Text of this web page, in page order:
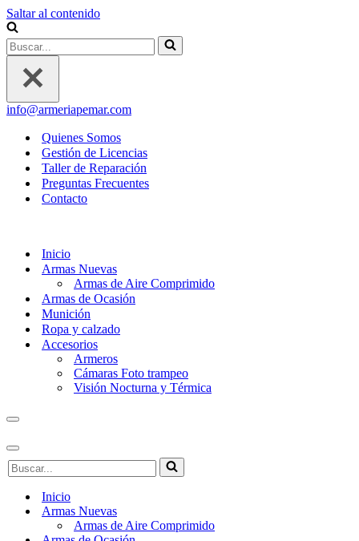
Saltar al contenido
Buscar...
info@armeriapemar.com
Quienes Somos
Gestión de Licencias
Taller de Reparación
Preguntas Frecuentes
Contacto
Inicio
Armas Nuevas
Armas de Aire Comprimido
Armas de Ocasión
Munición
Ropa y calzado
Accesorios
Armeros
Cámaras Foto trampeo
Visión Nocturna y Térmica
Menú
navegación
Menú
de
navegación
Buscar...
Inicio
Armas Nuevas
Armas de Aire Comprimido